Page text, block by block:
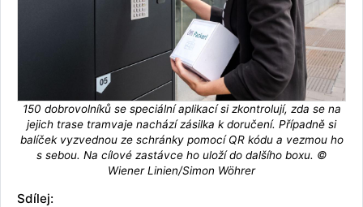
150 dobrovolníků se speciální aplikací si zkontrolují, zda se na
jejich trase tramvaje nachází zásilka k doručení. Případně si
balíček vyzvednou ze schránky pomocí QR kódu a vezmou ho
s sebou. Na cílové zastávce ho uloží do dalšího boxu. ©
Wiener Linien/Simon Wöhrer
Sdílej: